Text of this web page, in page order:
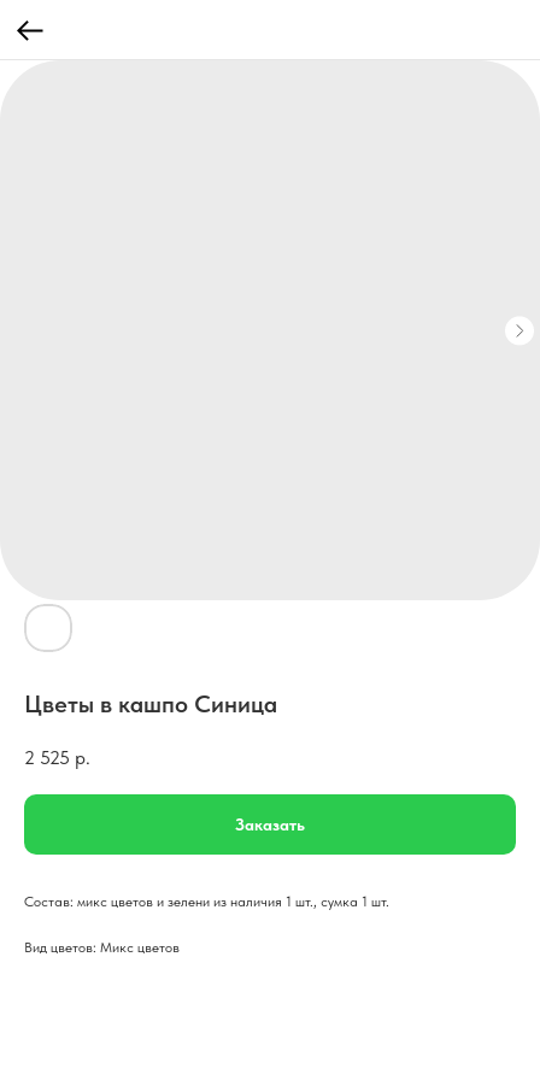
Цветы в кашпо Синица
2 525 р.
Заказать
Состав: микс цветов и зелени из наличия 1 шт., сумка 1 шт.
Вид цветов: Микс цветов